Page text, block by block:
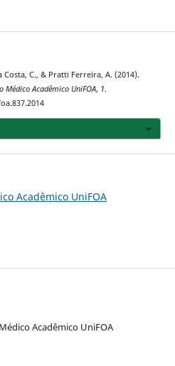
Costa, C., & Pratti Ferreira, A. (2014).
Médico Acadêmico UniFOA, 1.
Acadêmico UniFOA
Acadêmico UniFOA